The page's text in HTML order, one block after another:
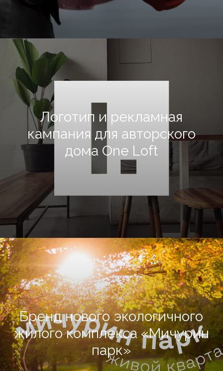
Логотип и рекламная
кампания для авторского
дома One Loft
Бренд нового экологичного
жилого комплекса «Мичурин
парк»